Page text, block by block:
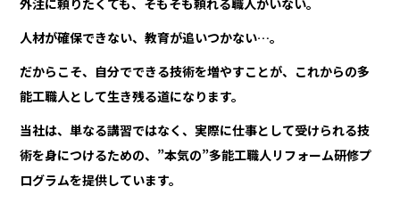
外注に頼りたくても、そもそも頼れる職人がいない。
人材が確保できない、教育が追いつかない…。
だからこそ、自分でできる技術を増やすことが、これからの多
能工職人として生き残る道になります。
当社は、単なる講習ではなく、実際に仕事として受けられる技
術を身につけるための、”本気の”多能工職人リフォーム研修プ
ログラムを提供しています。